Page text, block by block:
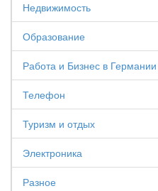
Недвижимость
Образование
Работа и Бизнес в Германии
Телефон
Туризм и отдых
Электроника
Разное